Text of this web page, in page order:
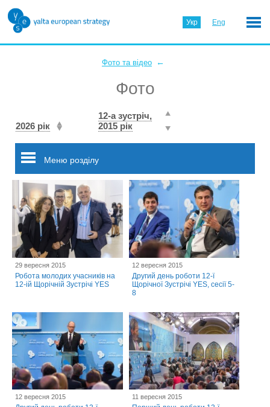
Укр Eng
Фото та відео ←
Фото
2026 рік
12-а зустріч,
2015 рік
Меню розділу
29 вересня 2015
Робота молодих учасників на
12-ій Щорічній Зустрічі YES
12 вересня 2015
Другий день роботи 12-ї
Щорічної Зустрічі YES, сесії 5-
8
12 вересня 2015 11 вересня 2015